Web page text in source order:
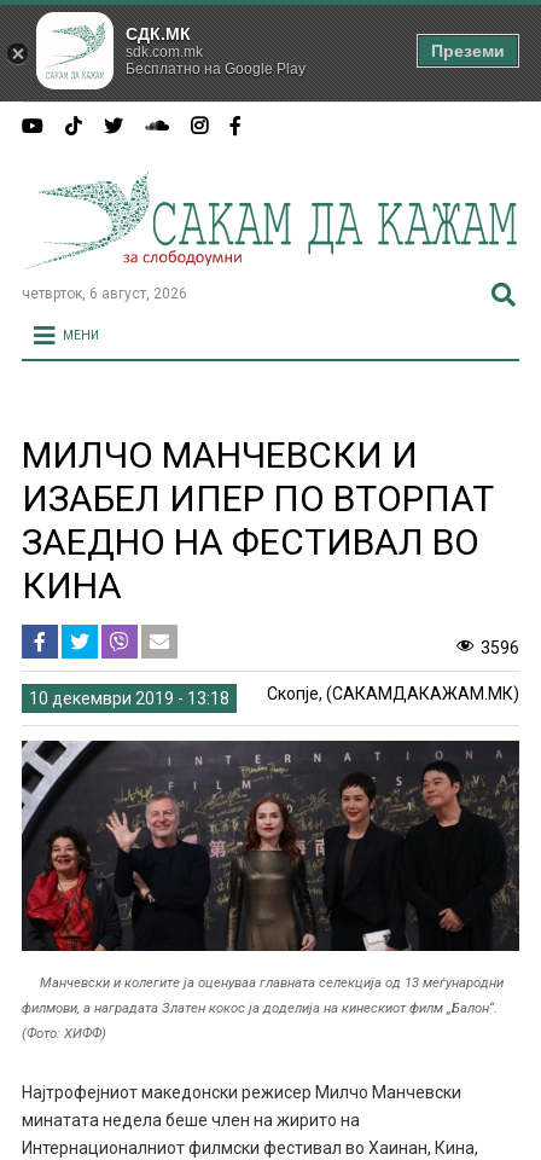
четврток, 6 август, 2026
МЕНИ
МИЛЧО МАНЧЕВСКИ И
ИЗАБЕЛ ИПЕР ПО ВТОРПАТ
ЗАЕДНО НА ФЕСТИВАЛ ВО
КИНА
3596
10 декември 2019 - 13:18 Скопје, (САКАМДАКАЖАМ.МК)
Манчевски и колегите ја оценуваа главната селекција од 13 меѓународни
филмови, а наградата Златен кокос ја доделија на кинескиот филм „Балон“.
(Фото: ХИФФ)
Најтрофејниот македонски режисер Милчо Манчевски
минатата недела беше член на жирито на
Интернационалниот филмски фестивал во Хаинан, Кина,
СДК.МК
sdk.com.mk
Бесплатно на Google Play
Преземи